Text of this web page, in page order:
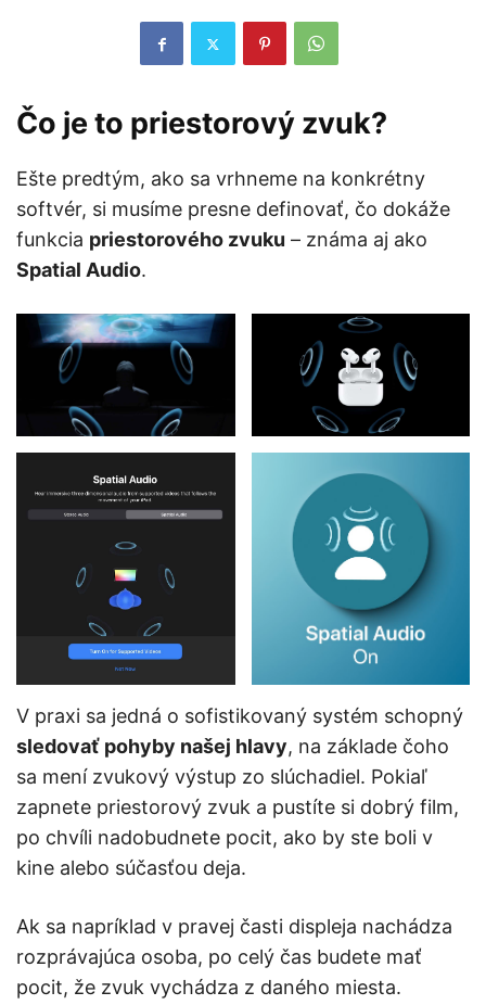
Čo je to priestorový zvuk?
Ešte predtým, ako sa vrhneme na konkrétny
softvér, si musíme presne definovať, čo dokáže
funkcia priestorového zvuku – známa aj ako
Spatial Audio.
V praxi sa jedná o sofistikovaný systém schopný
sledovať pohyby našej hlavy, na základe čoho
sa mení zvukový výstup zo slúchadiel. Pokiaľ
zapnete priestorový zvuk a pustíte si dobrý film,
po chvíli nadobudnete pocit, ako by ste boli v
kine alebo súčasťou deja.
Ak sa napríklad v pravej časti displeja nachádza
rozprávajúca osoba, po celý čas budete mať
pocit, že zvuk vychádza z daného miesta.